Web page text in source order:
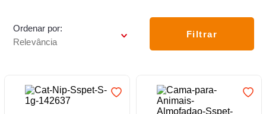
Ordenar por
Relevância
Filtrar
5º
6º luminária
8º panelas
9º